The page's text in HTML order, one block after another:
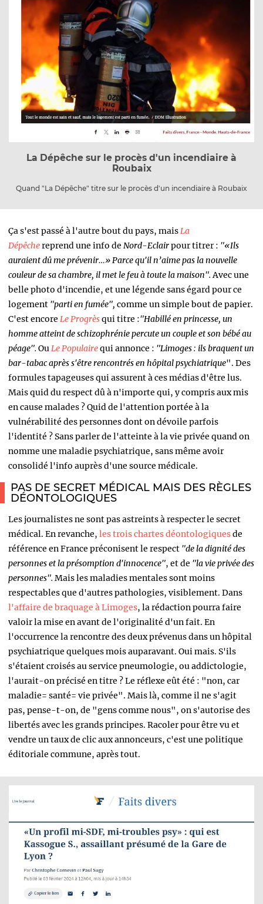
La Dépêche sur le procès d'un incendiaire à
Roubaix
Quand "La Dépêche" titre sur le procès d'un incendiaire à Roubaix
Ça s'est passé à l'autre bout du pays, maisLa
Dépêchereprend une info de Nord-Eclairpour titrer : "«Ils
auraient dû me prévenir…» Parce qu'il n’aime pas la nouvelle
couleur de sa chambre, il met le feu à toute la maison".Avec une
belle photo d'incendie, et une légende sans égard pour ce
logement "parti en fumée", comme un simple bout de papier.
C'est encore Le Progrèsqui titre :"Habillé en princesse, un
homme atteint de schizophrénie percute un couple et son bébé au
péage". OuLe Populairequi annonce : "Limoges : ils braquent un
bar-tabac après s'être rencontrés en hôpital psychiatrique". Des
formules tapageuses qui assurent à ces médias d'être lus.
Mais quid du respect dû à n'importe qui, y compris aux mis
en cause malades ? Quid de l'attention portée à la
vulnérabilité des personnes dont on dévoile parfois
l'identité ? Sans parler de l'atteinte à la vie privée quand on
nomme une maladie psychiatrique, sans même avoir
consolidé l'info auprès d'une source médicale.
PAS DE SECRET MÉDICAL MAIS DES RÈGLES
DÉONTOLOGIQUES
Les journalistes ne sont pas astreints à respecter le secret
médical. En revanche, les trois chartes déontologiquesde
référence en France préconisent le respect "de la dignité des
personnes et la présomption d'innocence", et de "la vie privée des
personnes". Mais les maladies mentales sont moins
respectables que d'autres pathologies, visiblement. Dans
l'affaire de braquage à Limoges, la rédaction pourra faire
valoir la mise en avant de l'originalité d'un fait. En
l'occurrence la rencontre des deux prévenus dans un hôpital
psychiatrique quelques mois auparavant. Oui mais. S'ils
s'étaient croisés au service pneumologie, ou addictologie,
l'aurait-on précisé en titre ? Le réflexe eût été : "non, car
maladie= santé= vie privée". Mais là, comme il ne s'agit
pas, pense-t-on, de "gens comme nous", on s'autorise des
libertés avec les grands principes. Racoler pour être vu et
vendre un taux de clic aux annonceurs, c'est une politique
éditoriale commune, après tout.